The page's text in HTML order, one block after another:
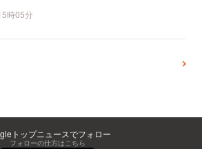
時05分
トップニュースでフォロー
フォローの仕方はこちら